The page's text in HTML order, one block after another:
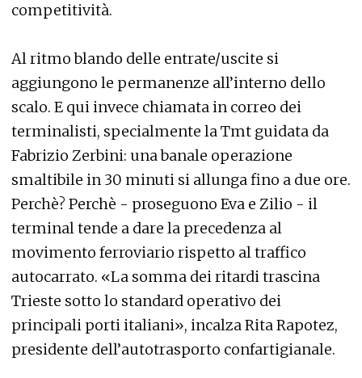
competitività.
Al ritmo blando delle entrate/uscite si
aggiungono le permanenze all’interno dello
scalo. E qui invece chiamata in correo dei
terminalisti, specialmente la Tmt guidata da
Fabrizio Zerbini: una banale operazione
smaltibile in 30 minuti si allunga fino a due ore.
Perchè? Perchè - proseguono Eva e Zilio - il
terminal tende a dare la precedenza al
movimento ferroviario rispetto al traffico
autocarrato. «La somma dei ritardi trascina
Trieste sotto lo standard operativo dei
principali porti italiani», incalza Rita Rapotez,
presidente dell’autotrasporto confartigianale.